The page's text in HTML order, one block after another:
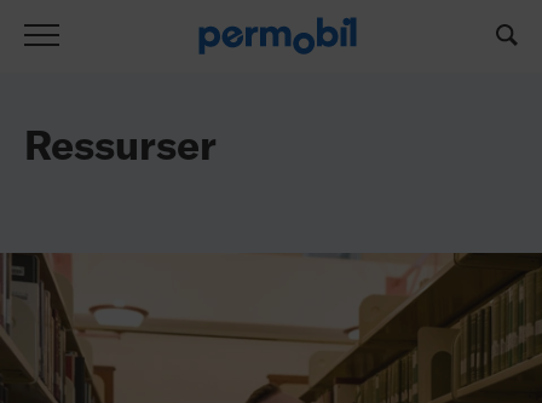
Ressurser